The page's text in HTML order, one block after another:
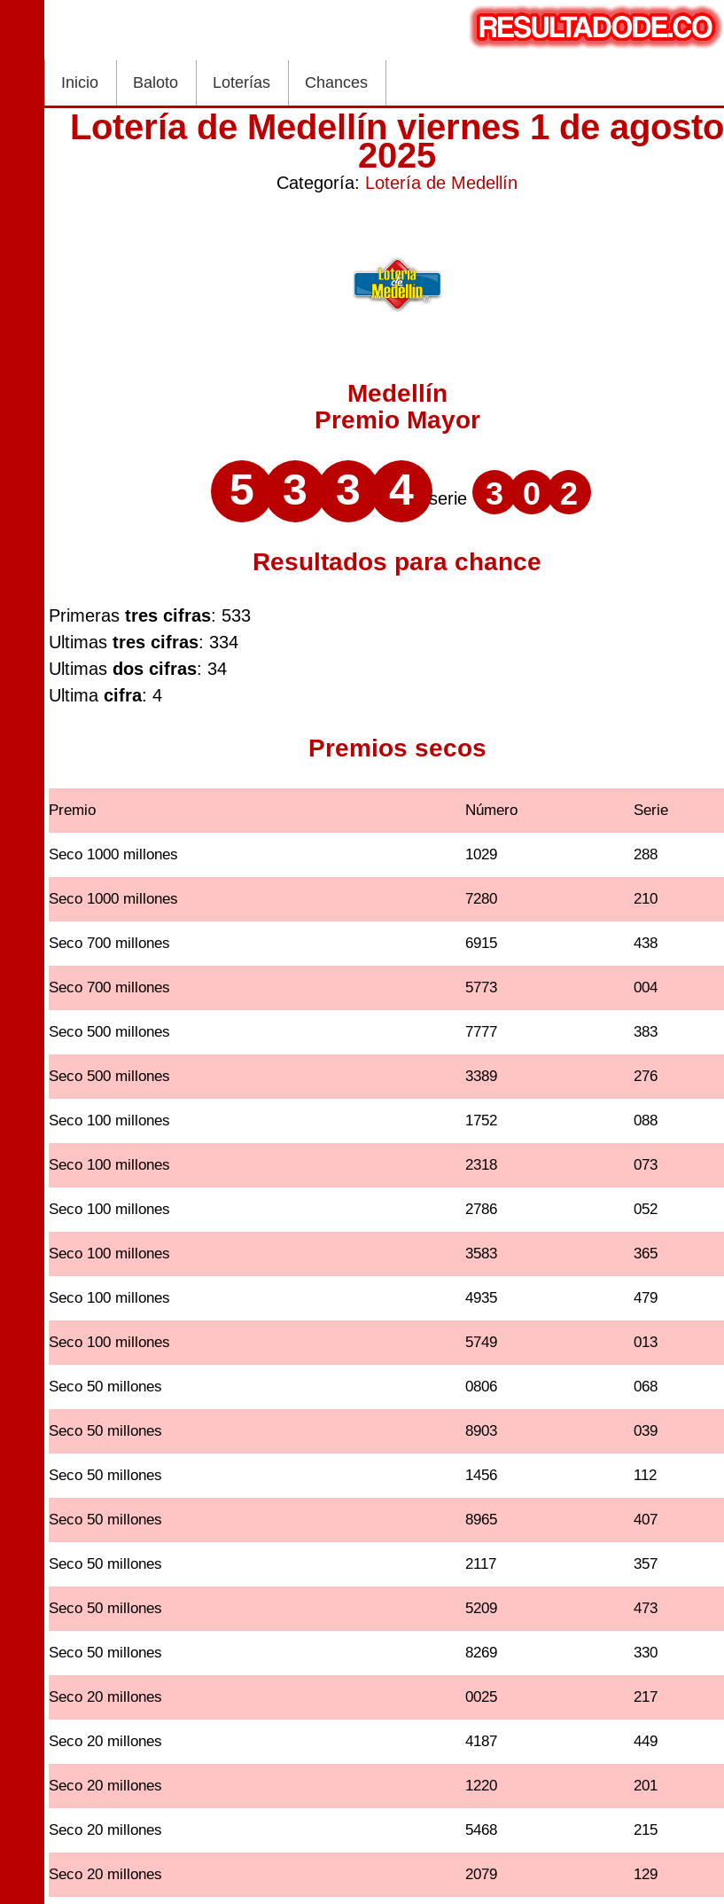
Inicio Baloto Loterías Chances
Lotería de Medellín viernes 1 de agosto
2025
Categoría: Lotería de Medellín
Medellín
Premio Mayor
5 3 3 4 serie 3 0 2
Resultados para chance
Primeras tres cifras: 533
Ultimas tres cifras: 334
Ultimas dos cifras: 34
Ultima cifra: 4
Premios secos
Premio Número Serie
Seco 1000 millones 1029 288
Seco 1000 millones 7280 210
Seco 700 millones 6915 438
Seco 700 millones 5773 004
Seco 500 millones 7777 383
Seco 500 millones 3389 276
Seco 100 millones 1752 088
Seco 100 millones 2318 073
Seco 100 millones 2786 052
Seco 100 millones 3583 365
Seco 100 millones 4935 479
Seco 100 millones 5749 013
Seco 50 millones 0806 068
Seco 50 millones 8903 039
Seco 50 millones 1456 112
Seco 50 millones 8965 407
Seco 50 millones 2117 357
Seco 50 millones 5209 473
Seco 50 millones 8269 330
Seco 20 millones 0025 217
Seco 20 millones 4187 449
Seco 20 millones 1220 201
Seco 20 millones 5468 215
Seco 20 millones 2079 129